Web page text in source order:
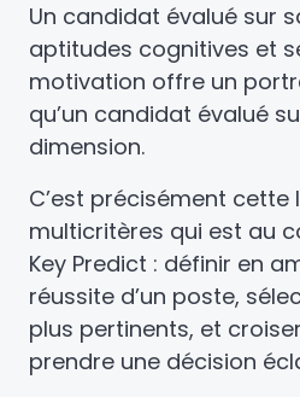
Un candidat évalué sur
aptitudes cognitives et
motivation offre un
qu’un candidat évalué
dimension.
C’est précisément cette
multicritères qui est au
Key Predict : définir en
réussite d’un poste,
plus pertinents, et
prendre une décision